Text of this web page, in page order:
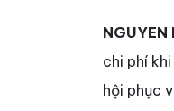
NGUYEN
chi phí
hội phục